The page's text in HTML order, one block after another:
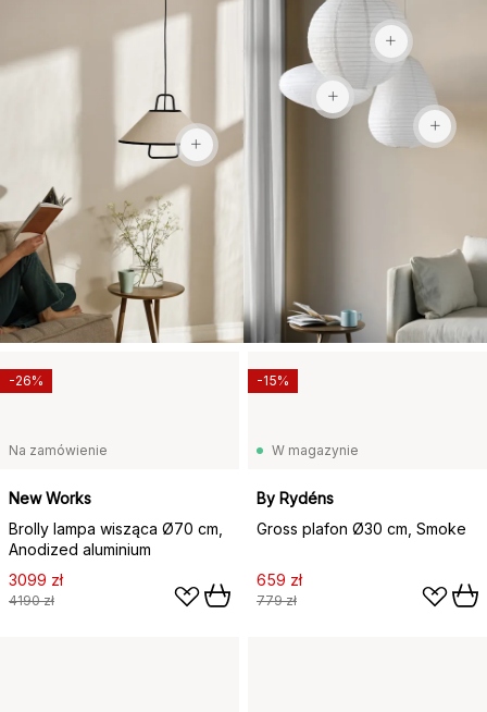
92,90 zł
Na zamówienie
New Works
Brolly lampa wisząca Ø70 cm,
Anodized aluminium
3099 zł
4190 zł
-26%
W magazynie
By Rydéns
Gross plafon Ø30 cm, Smoke
659 zł
779 zł
-15%